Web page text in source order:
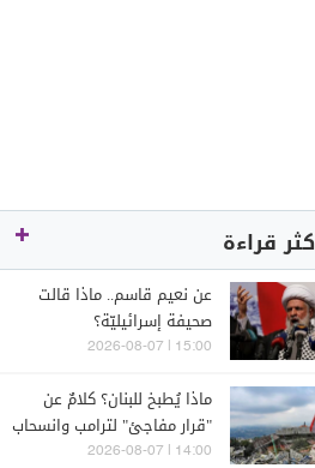
قراءة
عن نعيم قاسم.. ماذا قالت
صحيفة إسرائيليّة؟
15:00 | 2026-08-07
ماذا يُطبخ للبنان؟ كلامٌ عن
"قرار مفاجئ" لترامب وانسحاب
إسرائيل
14:00 | 2026-08-07